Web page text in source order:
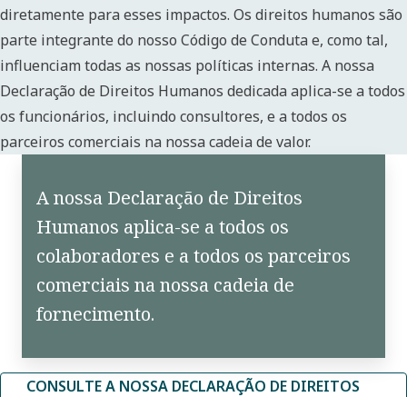
diretamente para esses impactos. Os direitos humanos são
parte integrante do nosso Código de Conduta e, como tal,
influenciam todas as nossas políticas internas. A nossa
Declaração de Direitos Humanos dedicada aplica-se a todos
os funcionários, incluindo consultores, e a todos os
parceiros comerciais na nossa cadeia de valor.
A nossa Declaração de Direitos
Humanos aplica-se a todos os
colaboradores e a todos os parceiros
comerciais na nossa cadeia de
fornecimento.
CONSULTE A NOSSA DECLARAÇÃO DE DIREITOS